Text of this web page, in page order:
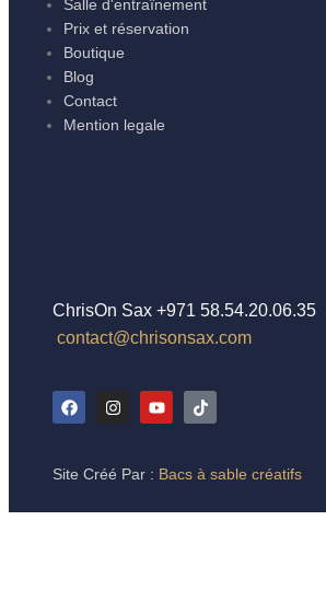
Salle d'entraînement
Prix et réservation
Boutique
Blog
Contact
Mention legale
ChrisOn Sax +971 58.54.20.06.35
contact@chrisonsax.com
Site Créé Par : Bacs à sable créatifs